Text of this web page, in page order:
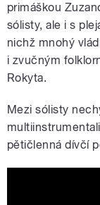
primáškou
sólisty, ale i s
nichž mnohý
i zvučným
Rokyta.
Mezi sólisty
pětičlenná dívčí